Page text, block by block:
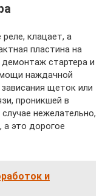
клацает, а
пластина на
стартера и
наждачной
щеток или
проникшей в
нежелательно,
это дорогое
и